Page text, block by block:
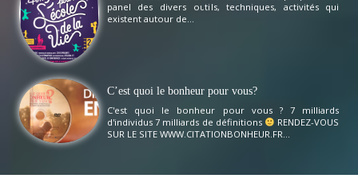
panel des divers outils, techniques, activités qui
existent autour de...
C’est quoi le bonheur pour vous?
C'est quoi le bonheur pour vous ? 7 milliards
d'individus 7 milliards de définitions
RENDEZ-VOUS
SUR LE SITE WWW.CITATIONBONHEUR.FR...